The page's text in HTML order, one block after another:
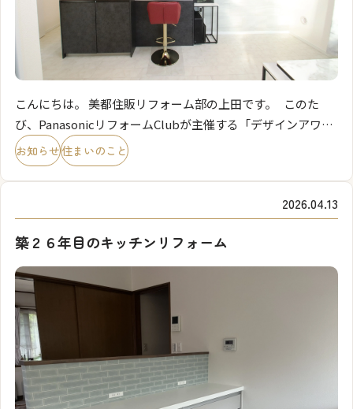
こんにちは。 美都住販リフォーム部の上田です。 このた
び、PanasonicリフォームClubが主催する「デザインアワー
ド」において、当社が手掛けた2作品が全国優秀賞を受賞い
たしました。 Pa […]
お知らせ住まいのこと
2026.04.13
築２６年目のキッチンリフォーム